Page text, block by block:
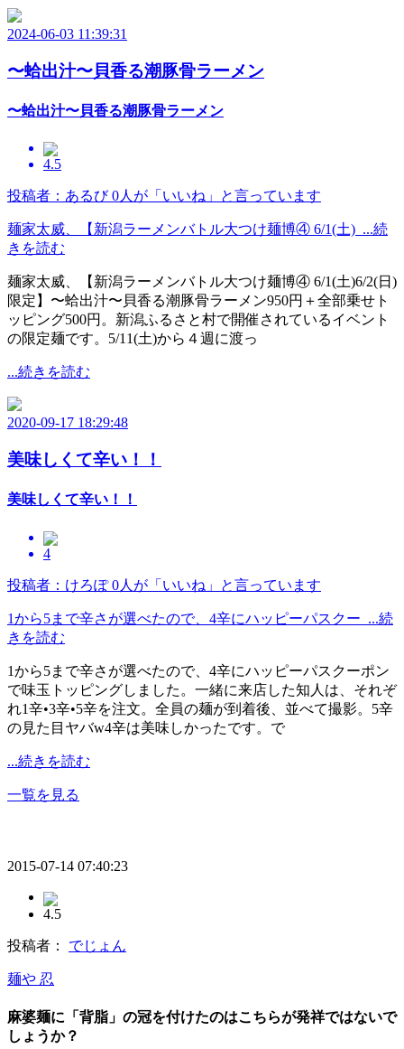
2024-06-03 11:39:31
〜蛤出汁〜貝香る潮豚骨ラーメン
〜蛤出汁〜貝香る潮豚骨ラーメン
4.5
投稿者：あるび0人が「いいね」と言っています
麺家太威、【新潟ラーメンバトル大つけ麺博④ 6/1(土) ...続
きを読む
麺家太威、【新潟ラーメンバトル大つけ麺博④ 6/1(土)6/2(日)
限定】〜蛤出汁〜貝香る潮豚骨ラーメン950円＋全部乗せト
ッピング500円。新潟ふるさと村で開催されているイベント
の限定麺です。5/11(土)から４週に渡っ
...続きを読む
2020-09-17 18:29:48
美味しくて辛い！！
美味しくて辛い！！
4
投稿者：けろぽ0人が「いいね」と言っています
1から5まで辛さが選べたので、4辛にハッピーパスクー ...続
きを読む
1から5まで辛さが選べたので、4辛にハッピーパスクーポン
で味玉トッピングしました。一緒に来店した知人は、それぞ
れ1辛•3辛•5辛を注文。全員の麺が到着後、並べて撮影。5辛
の見た目ヤバw4辛は美味しかったです。で
...続きを読む
一覧を見る
2015-07-14 07:40:23
4.5
投稿者： でじょん
麺や 忍
麻婆麺に「背脂」の冠を付けたのはこちらが発祥ではないで
しょうか？